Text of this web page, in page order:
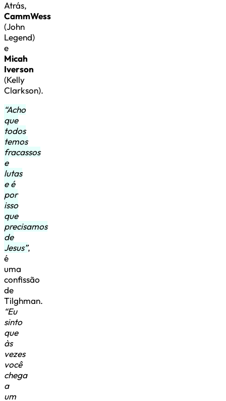
Atrás,
CammWess
(John
Legend)
e
Micah
Iverson
(Kelly
Clarkson).
“Acho
que
todos
temos
fracassos
e
lutas
e é
por
isso
que
precisamos
de
Jesus”,
é
uma
confissão
de
Tilghman.
“Eu
sinto
que
às
vezes
você
chega
a
um